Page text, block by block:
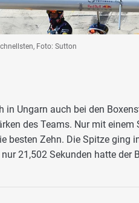
Foto: Sutton
in Ungarn auch bei den
des Teams. Nur mit
besten Zehn. Die Spitze ging
21,502 Sekunden hatte der